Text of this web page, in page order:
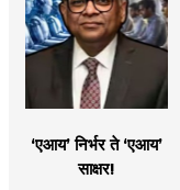
‘एआय’ निर्भर ते ‘एआय’
साक्षर!